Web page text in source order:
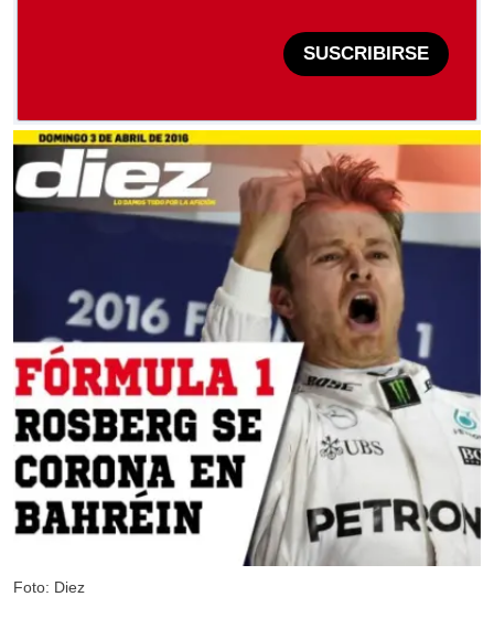
SUSCRIBIRSE
Foto: Diez